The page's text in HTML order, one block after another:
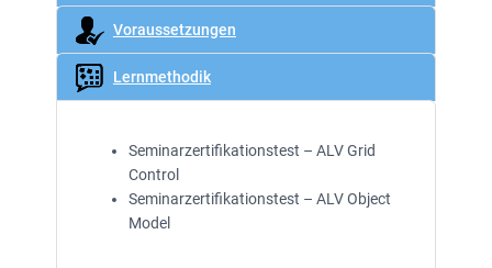
Voraussetzungen
Lernmethodik
Seminarzertifikationstest – ALV Grid
Control
Seminarzertifikationstest – ALV Object
Model